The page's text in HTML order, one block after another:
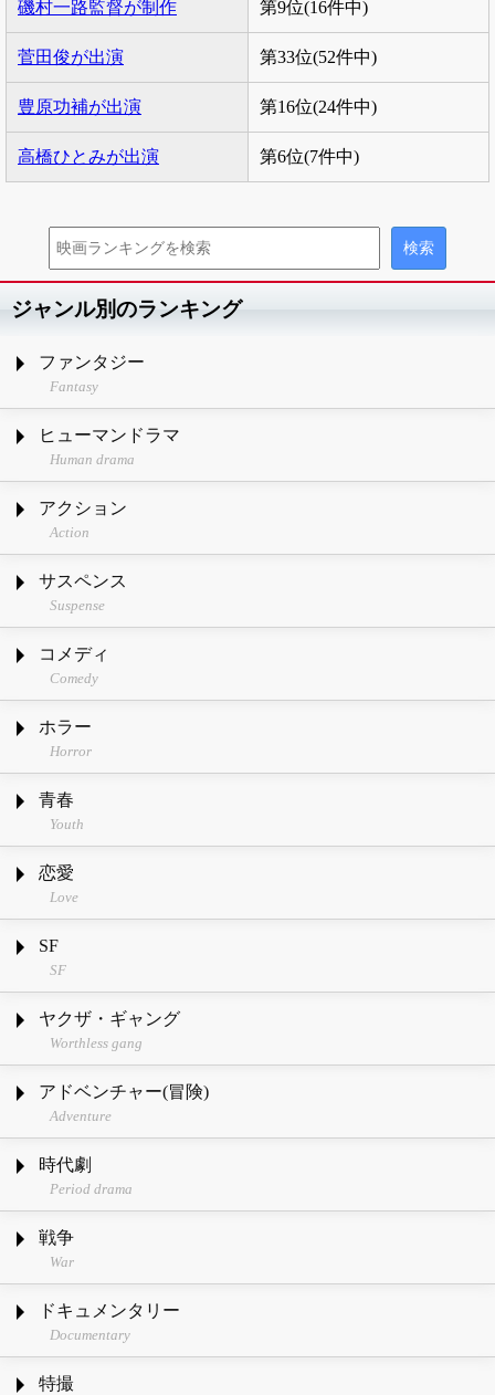
磯村一路監督が制作 第9位(16件中)
菅田俊が出演 第33位(52件中)
豊原功補が出演 第16位(24件中)
高橋ひとみが出演 第6位(7件中)
ジャンル別のランキング
ファンタジー
Fantasy
ヒューマンドラマ
Human drama
アクション
Action
サスペンス
Suspense
コメディ
Comedy
ホラー
Horror
青春
Youth
恋愛
Love
SF
SF
ヤクザ・ギャング
Worthless gang
アドベンチャー(冒険)
Adventure
時代劇
Period drama
戦争
War
ドキュメンタリー
Documentary
特撮